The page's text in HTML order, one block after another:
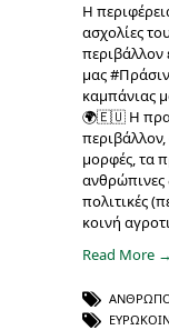
Η
ασχολίες
περιβάλλον
μας
καμπάνιας
🌍🇪🇺 Η
μορφές, τα
ανθρώπινες
πολιτικές
κοινή
Read More →